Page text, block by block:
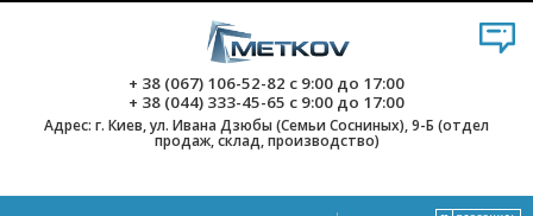
+ 38 (067) 106-52-82 с 9:00 до 17:00
+ 38 (044) 333-45-65 с 9:00 до 17:00
Адрес: г. Киев, ул. Ивана Дзюбы (Семьи Сосниных), 9-Б (отдел
продаж, склад, производство)